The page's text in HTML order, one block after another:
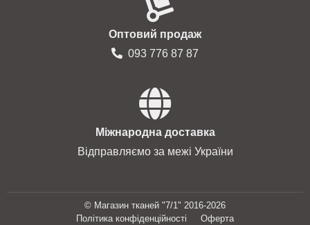
Оптовий продаж
093 776 87 87
Міжнародна доставка
Відправляємо за межі України
© Магазин тканей "7/1" 2016-2026
Політика конфіденційності
Оферта